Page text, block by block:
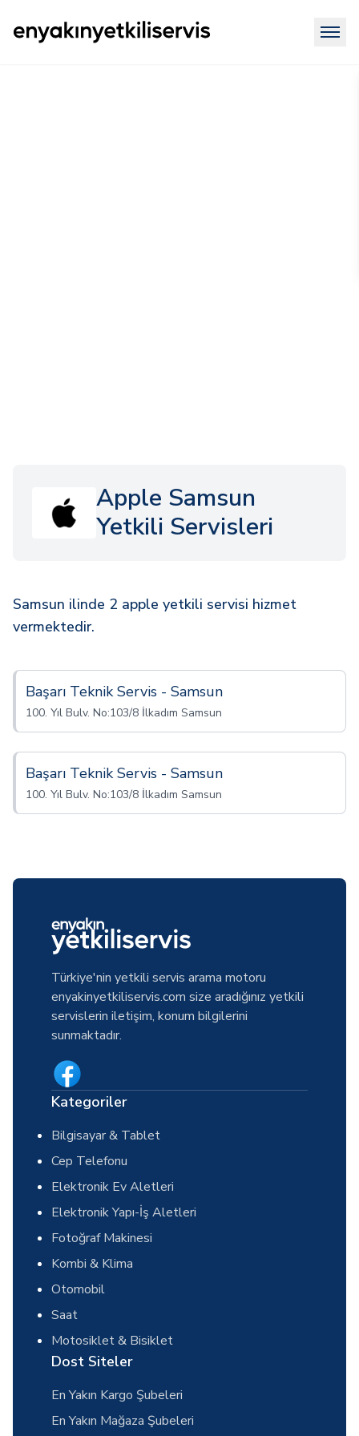
Apple Samsun
Yetkili Servisleri
Samsun ilinde 2 apple yetkili servisi hizmet
vermektedir.
Başarı Teknik Servis - Samsun
100. Yıl Bulv. No:103/8 İlkadım Samsun
Başarı Teknik Servis - Samsun
100. Yıl Bulv. No:103/8 İlkadım Samsun
Türkiye'nin yetkili servis arama motoru
enyakinyetkiliservis.com size aradığınız yetkili
servislerin iletişim, konum bilgilerini
sunmaktadır.
Kategoriler
Bilgisayar & Tablet
Cep Telefonu
Elektronik Ev Aletleri
Elektronik Yapı-İş Aletleri
Fotoğraf Makinesi
Kombi & Klima
Otomobil
Saat
Motosiklet & Bisiklet
Dost Siteler
En Yakın Kargo Şubeleri
En Yakın Mağaza Şubeleri